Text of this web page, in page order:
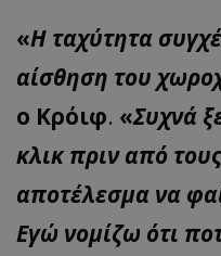
«Η ταχύτητα
αίσθηση του
ο Κρόιφ. «Συχνά
κλικ πριν από
αποτέλεσμα να
Εγώ νομίζω ότι